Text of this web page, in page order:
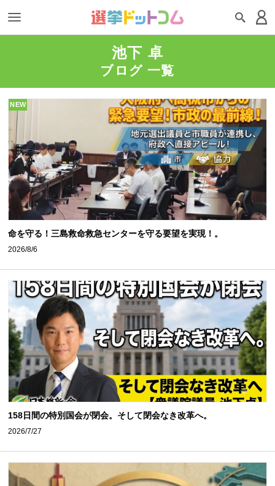
池下 卓
ブログ 一覧
NEW
命を守る！三島救命救急センターを守る要望を実現！。
2026/8/6
158日間の特別国会が閉会。そして閉会なき改革へ。
2026/7/27